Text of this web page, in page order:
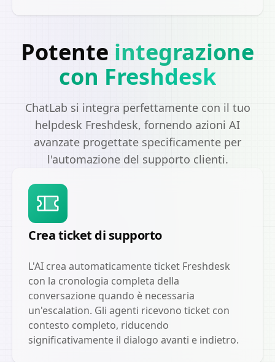
Potente integrazione
con Freshdesk
ChatLab si integra perfettamente con il tuo
helpdesk Freshdesk, fornendo azioni AI
avanzate progettate specificamente per
l'automazione del supporto clienti.
Crea ticket di supporto
L'AI crea automaticamente ticket Freshdesk
con la cronologia completa della
conversazione quando è necessaria
un'escalation. Gli agenti ricevono ticket con
contesto completo, riducendo
significativamente il dialogo avanti e indietro.